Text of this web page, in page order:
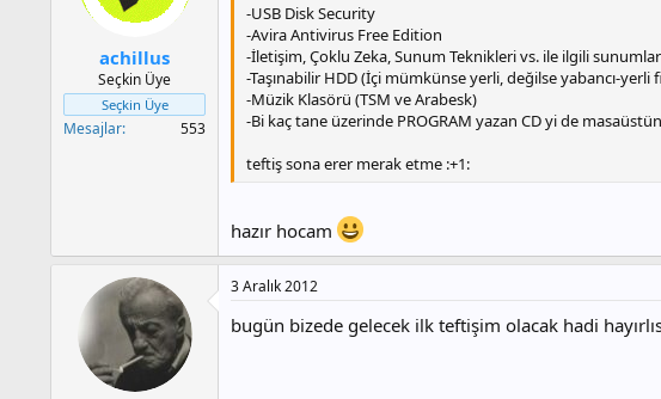
achillus
Seçkin Üye
Seçkin Üye
Mesajlar 553
-USB Disk Security
-Avira Antivirus Free Edition
-İletişim, Çoklu Zeka, Sunum Teknikleri vs. ile ilgili
-Taşınabilir HDD (İçi mümkünse yerli, değilse yabancı-
-Müzik Klasörü (TSM ve Arabesk)
-Bi kaç tane üzerinde PROGRAM yazan CD yi de
teftiş sona erer merak etme :+1:
hazır hocam
3 Aralık 2012
bugün bizede gelecek ilk teftişim olacak hadi